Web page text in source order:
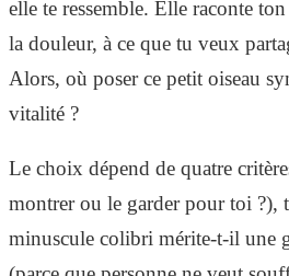
elle te ressemble. Elle raconte
la douleur, à ce que tu veux
Alors, où poser ce petit oiseau
vitalité ?
Le choix dépend de quatre
montrer ou le garder pour toi ?),
minuscule colibri mérite-t-il une